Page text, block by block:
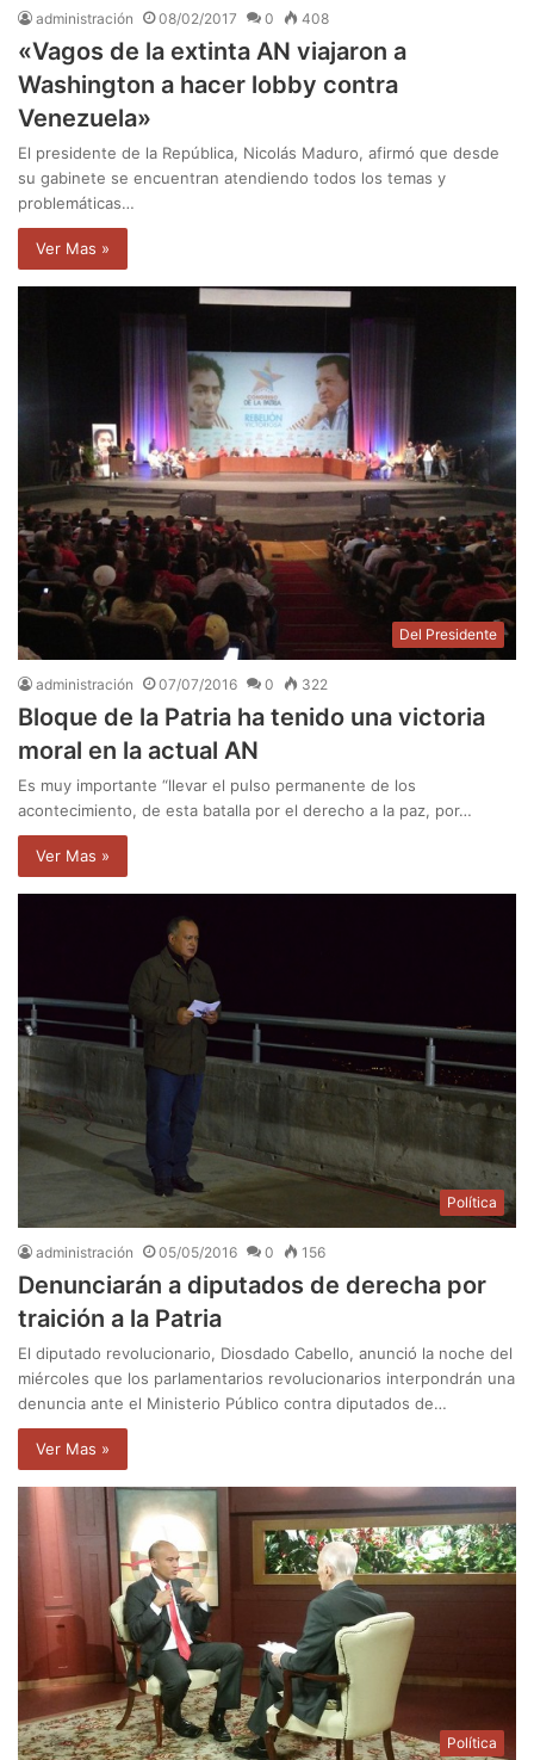
administración 08/02/2017 0 408
«Vagos de la extinta AN viajaron a
Washington a hacer lobby contra
Venezuela»
El presidente de la República, Nicolás Maduro, afirmó que desde
su gabinete se encuentran atendiendo todos los temas y
problemáticas…
Ver Mas »
Del Presidente
administración 07/07/2016 0 322
Bloque de la Patria ha tenido una victoria
moral en la actual AN
Es muy importante “llevar el pulso permanente de los
acontecimiento, de esta batalla por el derecho a la paz, por…
Ver Mas »
Política
administración 05/05/2016 0 156
Denunciarán a diputados de derecha por
traición a la Patria
El diputado revolucionario, Diosdado Cabello, anunció la noche del
miércoles que los parlamentarios revolucionarios interpondrán una
denuncia ante el Ministerio Público contra diputados de…
Ver Mas »
Política